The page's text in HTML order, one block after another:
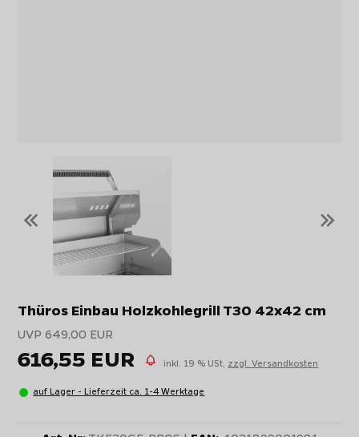
« »
Thüros Einbau Holzkohlegrill T30 42x42 cm
UVP 649,00 EUR
616,55 EUR inkl. 19 % USt, zzgl. Versandkosten
auf Lager - Lieferzeit ca. 1-4 Werktage